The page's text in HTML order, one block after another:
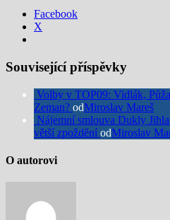
Facebook
X
Související příspěvky
Volby v TOP09: Vidlák,
Zeman? odMiroslav Mareš
Nájemní smlouva Dukly
větší zpoždění odMiroslav
O autorovi